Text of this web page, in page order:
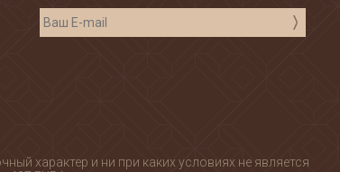
характер и ни при каких условиях не является